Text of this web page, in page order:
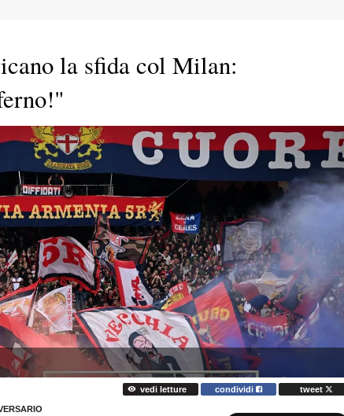
la sfida col Milan:
vedi letture condividi tweet